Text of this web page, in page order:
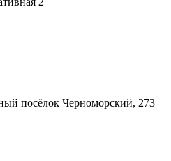
посёлок Черноморский, 273